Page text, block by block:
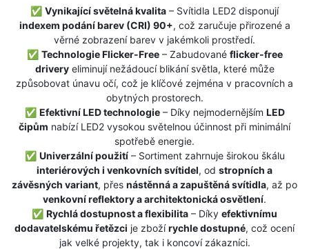
✅ Vynikající světelná kvalita – Svítidla LED2 disponují
indexem podání barev (CRI) 90+, což zaručuje přirozené a
věrné zobrazení barev v jakémkoli prostředí.
✅ Technologie Flicker-Free– Zabudované flicker-free
driveryeliminují nežádoucí blikání světla, které může
způsobovat únavu očí, což je klíčové zejména v pracovních a
obytných prostorech.
✅ Efektivní LED technologie– Díky nejmodernějším LED
čipům nabízí LED2 vysokou světelnou účinnost při minimální
spotřebě energie.
✅ Univerzální použití– Sortiment zahrnuje širokou škálu
interiérových i venkovních svítidel, od stropních a
závěsných variant, přes nástěnná a zapuštěná svítidla, až po
venkovní reflektory a architektonická osvětlení.
✅ Rychlá dostupnost a flexibilita – Díky efektivnímu
dodavatelskému řetězci je zbožírychle dostupné, což ocení
jak velké projekty, tak i koncoví zákazníci.